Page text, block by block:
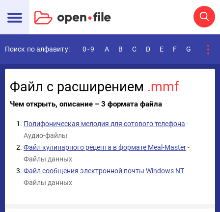
Поиск по алфавиту: 0-9 A B C D E F G
Файл с расширением .mmf
Чем открыть, описание – 3 формата файла
Полифоническая мелодия для сотового телефона -
Аудио-файлы
Файл кулинарного рецепта в формате Meal-Master-
Файлы данных
Файл сообщения электронной почты Windows NT-
Файлы данных